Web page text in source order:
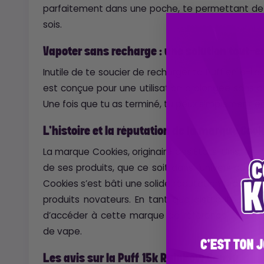
parfaitement dans une poche, te permettant
sois.
Vapoter sans recharge : une solution tout-
Inutile de te soucier de recharger ta Puff en e-
est conçue pour une utilisation prolongée sans
Une fois que tu as terminé, tu peux simplement
L’histoire et la réputation de la marque
La marque Cookies, originaire des États-Unis,
de ses produits, que ce soit dans l’univers du
Cookies s’est bâti une solide réputation grâce
produits novateurs. En tant que distributeur
d’accéder à cette marque de référence,
de vape.
Les avis sur la Puff 15k Rainbow Candy